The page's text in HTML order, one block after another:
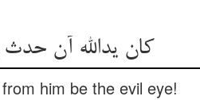
him be the evil eye!